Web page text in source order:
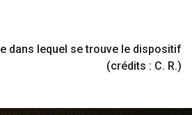
dans lequel se trouve le dispositif
(crédits : C. R.)